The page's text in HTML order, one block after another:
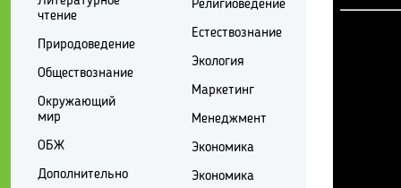
чтение
Природоведение
Обществознание
Окружающий
мир
ОБЖ
Дополнительно
Религиоведение
Естествознание
Экология
Маркетинг
Менеджмент
Экономика
Экономика